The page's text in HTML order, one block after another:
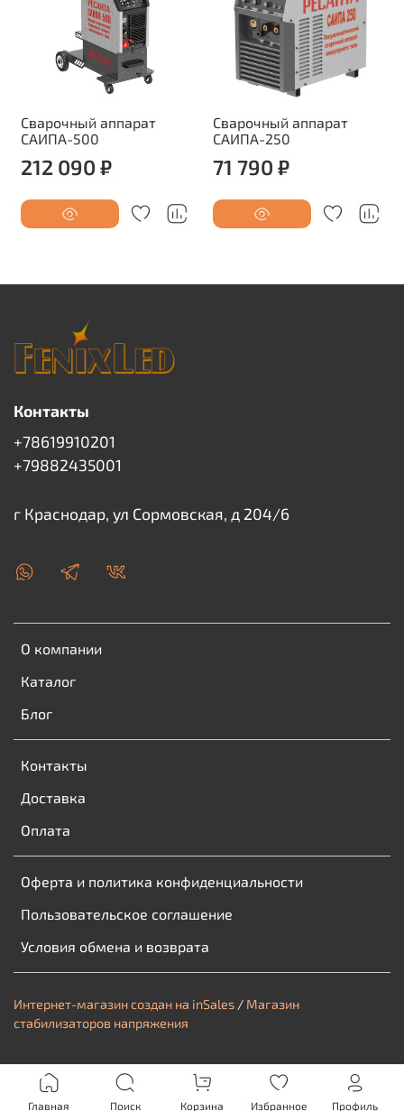
Сварочный аппарат
САИПА-500
212 090 ₽
Сварочный аппарат
САИПА-250
71 790 ₽
О компании
Каталог
Блог
Контакты
Доставка
Оплата
Оферта и политика конфиденциальности
Пользовательское соглашение
Условия обмена и возврата
Контакты
+78619910201
+79882435001
г Краснодар, ул Сормовская, д 204/6
Интернет-магазин создан на inSales / Магазин
стабилизаторов напряжения
Главная Поиск Корзина Избранное Профиль